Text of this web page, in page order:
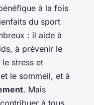
à la fois
du sport
: il aide à
à prévenir le
stress et
le sommeil, et à
. Mais
à tous